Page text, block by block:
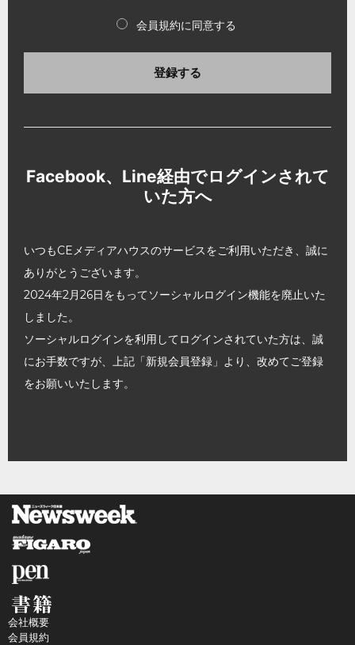
会員規約に同意する
登録する
Facebook、Line経由でログインされて
いた方へ
いつもCEメディアハウスのサービスをご利用いただき、誠に
ありがとうございます。
2024年2月26日をもってソーシャルログイン機能を廃止いた
しました。
ソーシャルログインを利用してログインされていた方は、誠
にお手数ですが、上記「新規会員登録」より、改めてご登録
をお願いいたします。
会社概要
会員規約